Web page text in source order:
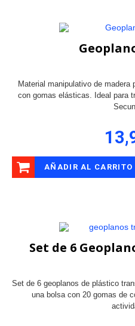
Material manipulativo de madera
con gomas elásticas. Ideal para
AÑADIR AL CARRITO
Set de 6
Set de 6 geoplanos de plástico
una bolsa con 20 gomas de